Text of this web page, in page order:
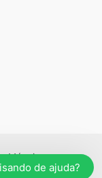
Móveis
de ajuda?